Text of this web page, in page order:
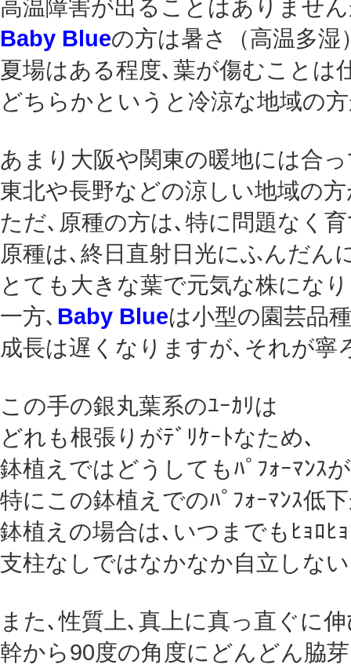
高温障害が出ることはありませ
Baby Blueの方は暑さ（高温多湿
夏場はある程度､葉が傷むことは
どちらかというと冷涼な地域の
あまり大阪や関東の暖地には合
東北や長野などの涼しい地域の
ただ､原種の方は､特に問題なく
原種は､終日直射日光にふんだん
とても大きな葉で元気な株にな
一方､ Baby Blueは小型の園芸品
成長は遅くなりますが､それが寧
この手の銀丸葉系のﾕｰｶﾘは
どれも根張りがﾃﾞﾘｹｰﾄなため､
鉢植えではどうしてもﾊﾟﾌｫｰﾏﾝｽ
特にこの鉢植えでのﾊﾟﾌｫｰﾏﾝｽ低
鉢植えの場合は､いつまでもﾋｮﾛﾋ
支柱なしではなかなか自立しな
また､性質上､真上に真っ直ぐに
幹から90度の角度にどんどん脇